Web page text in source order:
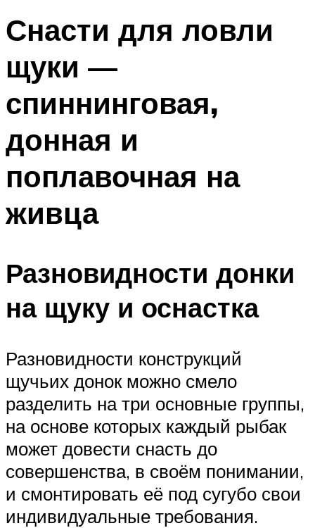
Снасти для ловли
щуки —
спиннинговая,
донная и
поплавочная на
живца
Разновидности донки
на щуку и оснастка
Разновидности конструкций
щучьих донок можно смело
разделить на три основные группы,
на основе которых каждый рыбак
может довести снасть до
совершенства, в своём понимании,
и смонтировать её под сугубо свои
индивидуальные требования.